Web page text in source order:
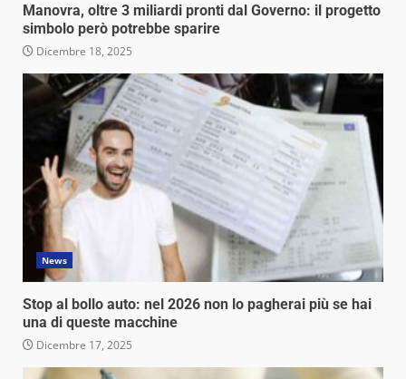
Manovra, oltre 3 miliardi pronti dal Governo: il progetto
simbolo però potrebbe sparire
Dicembre 18, 2025
News
Stop al bollo auto: nel 2026 non lo pagherai più se hai
una di queste macchine
Dicembre 17, 2025